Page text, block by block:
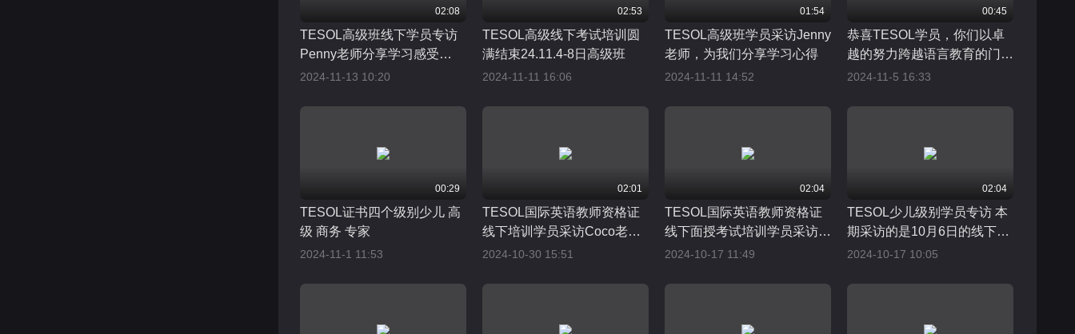
02:08
TESOL高级班线下学员专访
Penny老师分享学习感受
2024.11-4-8
2024-11-13 10:20
02:53
TESOL高级线下考试培训圆
满结束24.11.4-8日高级班
2024-11-11 16:06
01:54
TESOL高级班学员采访Jenny
老师，为我们分享学习心得
2024-11-11 14:52
00:45
恭喜TESOL学员，你们以卓
越的努力跨越语言教育的门
槛，课程培训与考试
2024-11-5 16:33
00:29
TESOL证书四个级别少儿 高
级 商务 专家
2024-11-1 11:53
02:01
TESOL国际英语教师资格证
线下培训学员采访Coco老师
分享学习心得
2024-10-30 15:51
02:04
TESOL国际英语教师资格证
线下面授考试培训学员采访
Liu Guohua
2024-10-17 11:49
02:04
TESOL少儿级别学员专访 本
期采访的是10月6日的线下学
员Juliet
2024-10-17 10:05